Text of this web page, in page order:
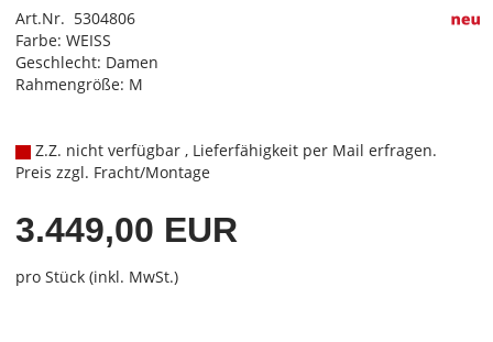
Art.Nr. 5304806
Farbe: WEISS
Geschlecht: Damen
Rahmengröße: M
Z.Z. nicht verfügbar , Lieferfähigkeit per Mail erfragen.
Preis zzgl. Fracht/Montage
3.449,00 EUR
pro Stück (inkl. MwSt.)